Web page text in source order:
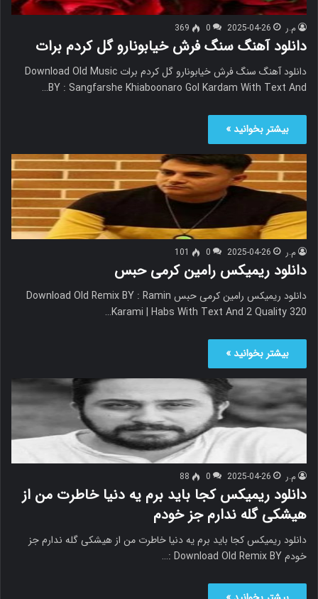
م.ر 2025-04-26
0
369
دانلود آهنگ سنگ فرش خیابونارو گل کردم برات
دانلود آهنگ سنگ فرش خیابونارو گل کردم برات Download Old Music
BY : Sangfarshe Khiaboonaro Gol Kardam With Text And…
بیشتر بخوانید »
م.ر 2025-04-26
0
101
دانلود ریمیکس رامین کرمی حبس
دانلود ریمیکس رامین کرمی حبس Download Old Remix BY : Ramin
Karami | Habs With Text And 2 Quality 320…
بیشتر بخوانید »
م.ر 2025-04-26
0
88
دانلود ریمیکس کجا باید برم یه دنیا خاطرت من از
هیشکی گله ندارم جز خودم
دانلود ریمیکس کجا باید برم یه دنیا خاطرت من از هیشکی گله ندارم جز
خودم Download Old Remix BY :…